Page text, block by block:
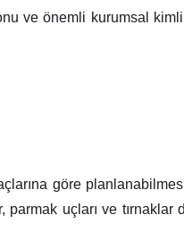
ve önemli kurumsal
göre
uçları ve